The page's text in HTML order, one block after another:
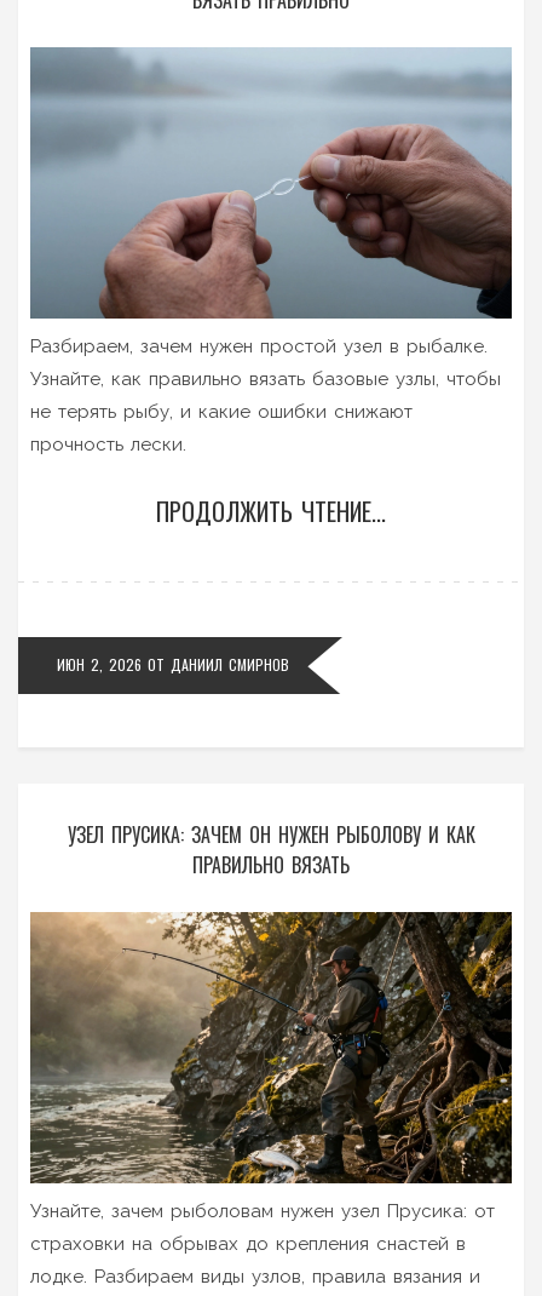
Разбираем, зачем нужен простой узел в рыбалке.
Узнайте, как правильно вязать базовые узлы, чтобы
не терять рыбу, и какие ошибки снижают
прочность лески.
ПРОДОЛЖИТЬ ЧТЕНИЕ...
ИЮН 2, 2026 ОТ ДАНИИЛ СМИРНОВ
УЗЕЛ ПРУСИКА: ЗАЧЕМ ОН НУЖЕН РЫБОЛОВУ И КАК
ПРАВИЛЬНО ВЯЗАТЬ
Узнайте, зачем рыболовам нужен узел Прусика: от
страховки на обрывах до крепления снастей в
лодке. Разбираем виды узлов, правила вязания и